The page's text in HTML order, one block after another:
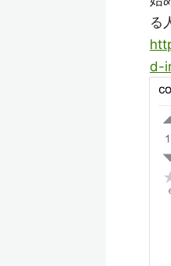
る
d-